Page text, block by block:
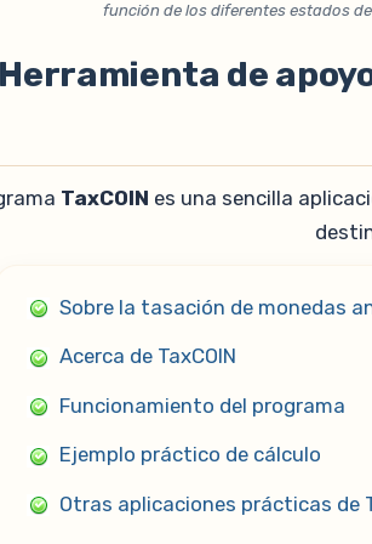
función de los diferentes estados
Herramienta de
TaxCOIN es una sencilla
Sobre la tasación de monedas
Acerca de TaxCOIN
Funcionamiento del programa
Ejemplo práctico de cálculo
Otras aplicaciones prácticas de